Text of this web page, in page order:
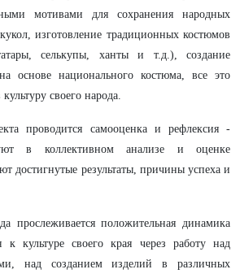
мотивами для сохранения народных
изготовление традиционных костюмов
селькупы, ханты и т.д.), создание
основе национального костюма, все это
своего народа.
проводится самооценка и рефлексия -
в коллективном анализе и оценке
достигнутые результаты, причины успеха и
прослеживается положительная динамика
к культуре своего края через работу над
над созданием изделий в различных